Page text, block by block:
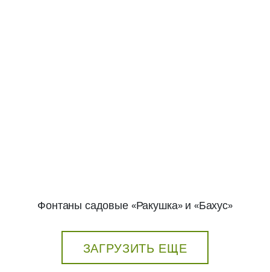
Фонтаны садовые «Ракушка» и «Бахус»
ЗАГРУЗИТЬ ЕЩЕ